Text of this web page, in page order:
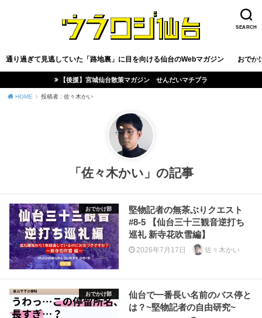
SEARCH
通り過ぎて見逃していた「路地裏」に目を向ける仙台のWebマガジン おでか
【後援】宮城仙台散策マガジン せんだいマチプラ
HOME 投稿者 : 佐々木かい
「佐々木かい」の記事
おでかけ部
堅物記者の無茶ぶりクエスト
#8-5 【仙台三十三観音逆打ち
巡礼 新寺花吹雪編】
2026年7月17日 佐々木かい
おでかけ部
仙台で一番長い名前のバス停と
は？~堅物記者の自由研究~